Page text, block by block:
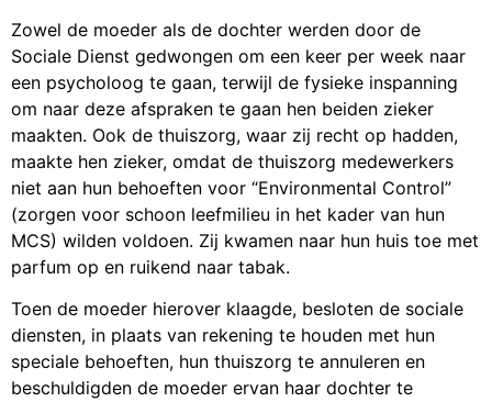
Zowel de moeder als de dochter werden door de
Sociale Dienst gedwongen om een keer per week naar
een psycholoog te gaan, terwijl de fysieke inspanning
om naar deze afspraken te gaan hen beiden zieker
maakten. Ook de thuiszorg, waar zij recht op hadden,
maakte hen zieker, omdat de thuiszorg medewerkers
niet aan hun behoeften voor “Environmental Control”
(zorgen voor schoon leefmilieu in het kader van hun
MCS) wilden voldoen. Zij kwamen naar hun huis toe met
parfum op en ruikend naar tabak.
Toen de moeder hierover klaagde, besloten de sociale
diensten, in plaats van rekening te houden met hun
speciale behoeften, hun thuiszorg te annuleren en
beschuldigden de moeder ervan haar dochter te